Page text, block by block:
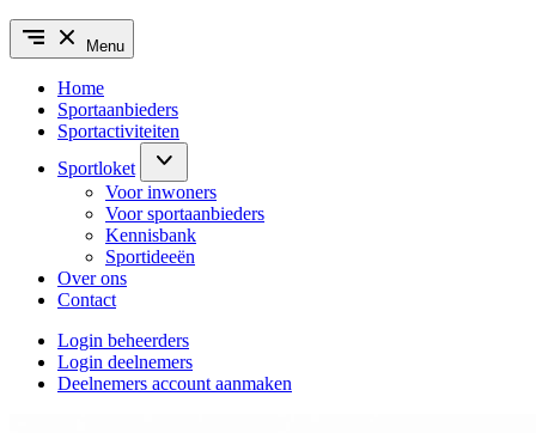
Menu
Home
Sportaanbieders
Sportactiviteiten
Sportloket
Voor inwoners
Voor sportaanbieders
Kennisbank
Sportideeën
Over ons
Contact
Login beheerders
Login deelnemers
Deelnemers account aanmaken